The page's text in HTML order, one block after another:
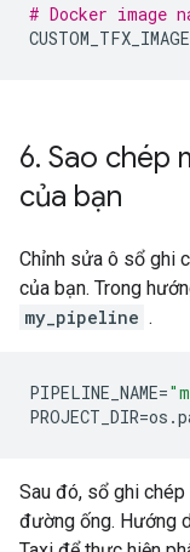
# Docker image
CUSTOM_TFX_IMAGE
6. Sao chép
của bạn
Chỉnh sửa ô sổ ghi
của bạn. Trong
my_pipeline .
PIPELINE_NAME=
PROJECT_DIR=os .
Sau đó, sổ ghi
đường ống. Hướng